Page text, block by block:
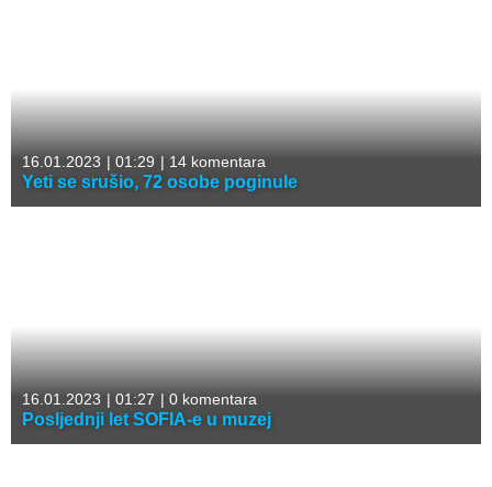
16.01.2023 | 01:29 | 14 komentara
Yeti se srušio, 72 osobe poginule
16.01.2023 | 01:27 | 0 komentara
Posljednji let SOFIA-e u muzej